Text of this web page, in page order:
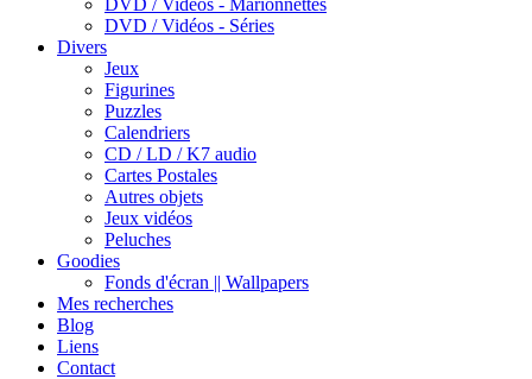
DVD / Vidéos - Séries
Divers
Jeux
Figurines
Puzzles
Calendriers
CD / LD / K7 audio
Cartes Postales
Autres objets
Jeux vidéos
Peluches
Goodies
Fonds d'écran || Wallpapers
Mes recherches
Blog
Liens
Contact